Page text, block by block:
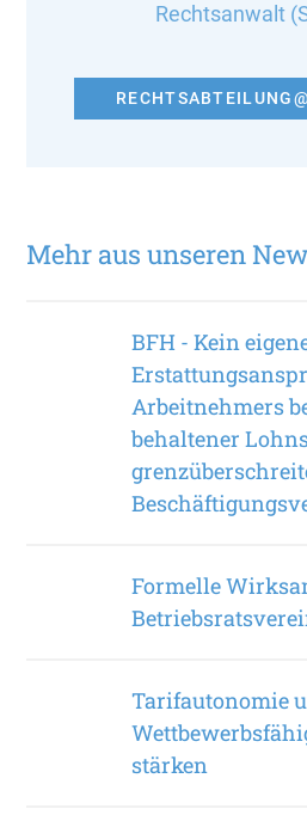
Mehr aus unseren
BFH - Kein
Arbeitnehmers
behaltener
Formelle
Tarifautonomie
Rechtsanwalt